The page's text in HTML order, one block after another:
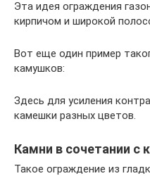
Эта идея ограждения
кирпичом и широкой
Вот еще один пример
камушков:
Здесь для усиления
камешки разных цветов.
Камни в сочетании с
Такое ограждение из